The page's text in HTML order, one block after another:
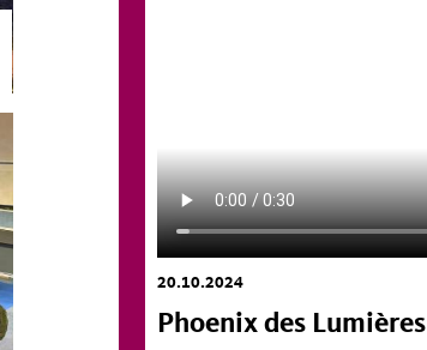
20.10.2024
Phoenix des Lumières